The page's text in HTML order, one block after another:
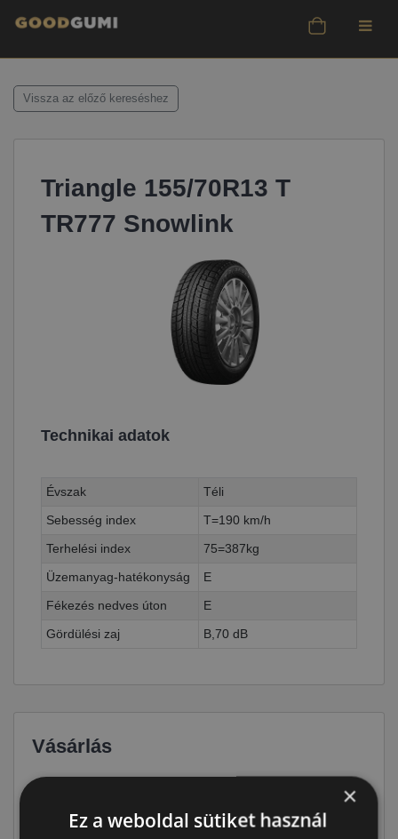
Vissza az előző kereséshez
Triangle 155/70R13 T
TR777 Snowlink
Technikai adatok
Évszak
Téli
Sebesség index
T=190 km/h
Terhelési index
75=387kg
Üzemanyag-hatékonyság
E
Fékezés nedves úton
E
Gördülési zaj
B,70 dB
Vásárlás
14 390 Ft
×
Ez a weboldal sütiket használ